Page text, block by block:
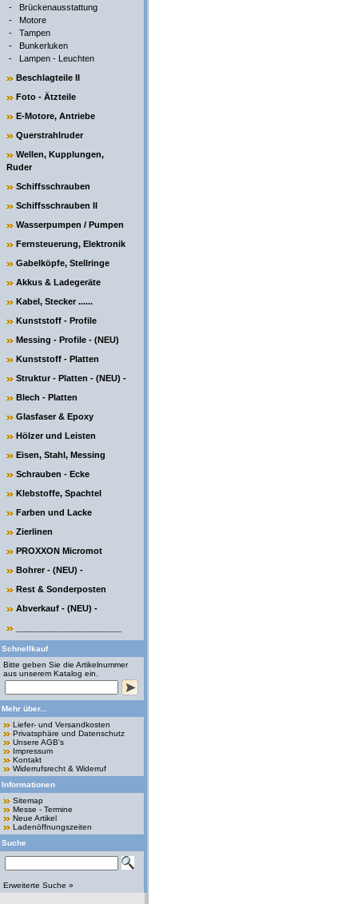
- Brückenausstattung
- Motore
- Tampen
- Bunkerluken
- Lampen - Leuchten
Beschlagteile II
Foto - Ätzteile
E-Motore, Antriebe
Querstrahlruder
Wellen, Kupplungen,
Ruder
Schiffsschrauben
Schiffsschrauben II
Wasserpumpen / Pumpen
Fernsteuerung, Elektronik
Gabelköpfe, Stellringe
Akkus & Ladegeräte
Kabel, Stecker ......
Kunststoff - Profile
Messing - Profile - (NEU)
Kunststoff - Platten
Struktur - Platten - (NEU) -
Blech - Platten
Glasfaser & Epoxy
Hölzer und Leisten
Eisen, Stahl, Messing
Schrauben - Ecke
Klebstoffe, Spachtel
Farben und Lacke
Zierlinen
PROXXON Micromot
Bohrer - (NEU) -
Rest & Sonderposten
Abverkauf - (NEU) -
Schnellkauf
Bitte geben Sie die Artikelnummer
aus unserem Katalog ein.
Mehr über...
Liefer- und Versandkosten
Privatsphäre und Datenschutz
Unsere AGB's
Impressum
Kontakt
Widerrufsrecht & Widerruf
Informationen
Sitemap
Messe - Termine
Neue Artikel
Ladenöffnungszeiten
Suche
Erweiterte Suche »